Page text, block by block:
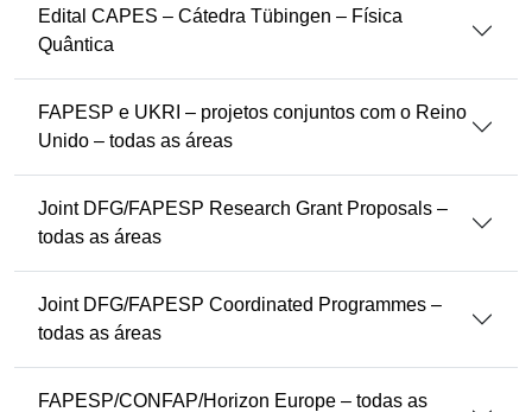
Edital CAPES – Cátedra Tübingen – Física
Quântica
FAPESP e UKRI – projetos conjuntos com o Reino
Unido – todas as áreas
Joint DFG/FAPESP Research Grant Proposals –
todas as áreas
Joint DFG/FAPESP Coordinated Programmes –
todas as áreas
FAPESP/CONFAP/Horizon Europe – todas as